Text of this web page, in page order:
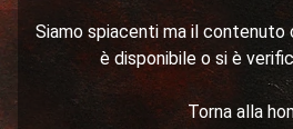
Siamo spiacenti ma il contenuto
è disponibile o si è
Torna alla